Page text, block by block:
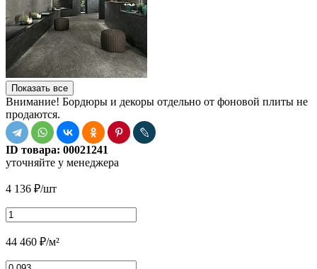
Показать все
Внимание! Бордюры и декоры отдельно от фоновой плиты не
продаются.
ID товара: 00021241
уточняйте у менеджера
4 136 ₽/шт
44 460 ₽/м²